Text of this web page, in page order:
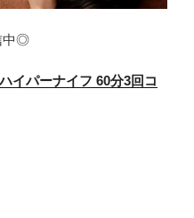
中◎
イパーナイフ 60分3回コ